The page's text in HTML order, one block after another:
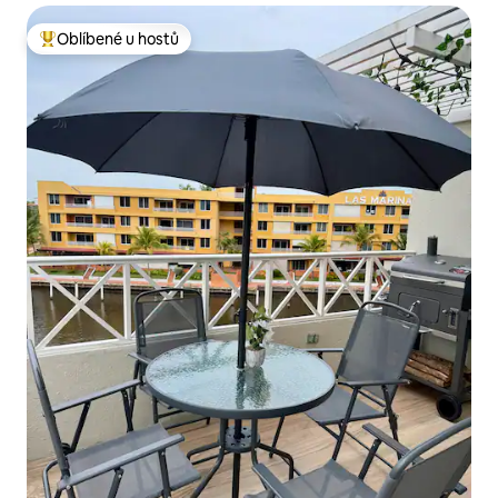
Nejlepší v kategorii Oblíbené u hostů
Oblíbené u hostů